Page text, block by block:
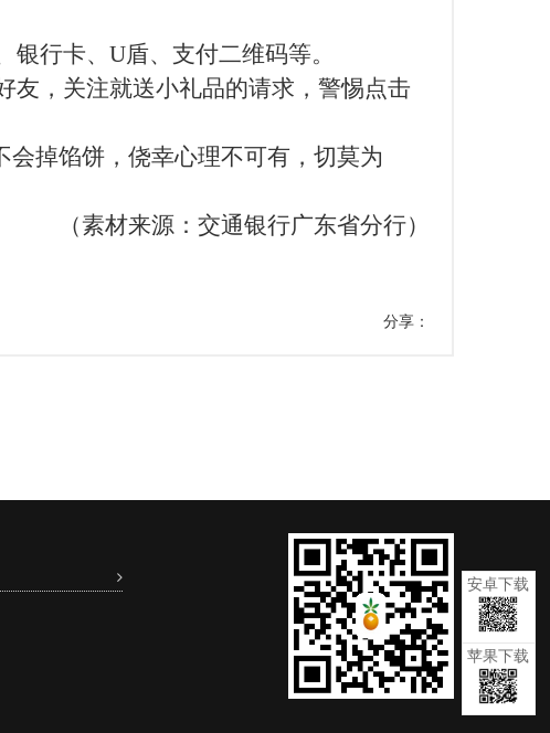
行卡、 U盾、支付二维码等。
友，关注就送小礼品的请求，警惕点击
会掉馅饼，侥幸心理不可有，切莫为
（素材来源：交通银行广东省分行）
分享：
安卓下载
苹果下载